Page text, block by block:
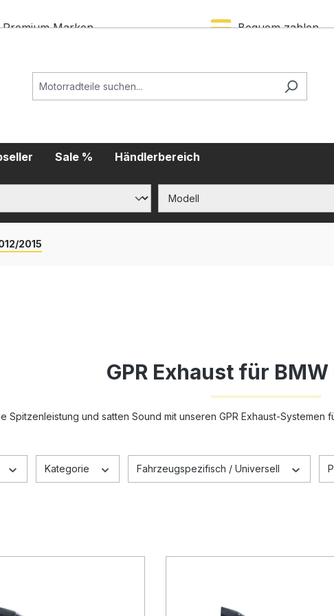
Marken Bequem zahlen
Sale % Händlerbereich
2015
GPR Exhaust für BMW
Spitzenleistung und satten Sound mit unseren GPR Exhaust-Systemen
Kategorie Fahrzeugspezifisch / Universell